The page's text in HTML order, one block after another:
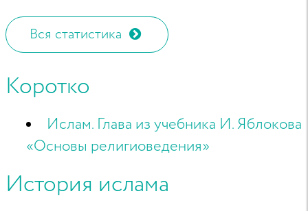
Вся статистика
Коротко
Ислам. Глава из учебника И. Яблокова
«Основы религиоведения»
История ислама